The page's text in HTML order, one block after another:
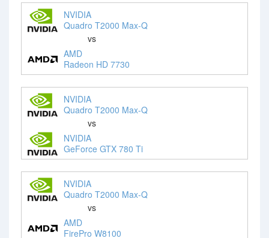
NVIDIA
Quadro T2000 Max-Q
vs
AMD
Radeon HD 7730
NVIDIA
Quadro T2000 Max-Q
vs
NVIDIA
GeForce GTX 780 Ti
NVIDIA
Quadro T2000 Max-Q
vs
AMD
FirePro W8100